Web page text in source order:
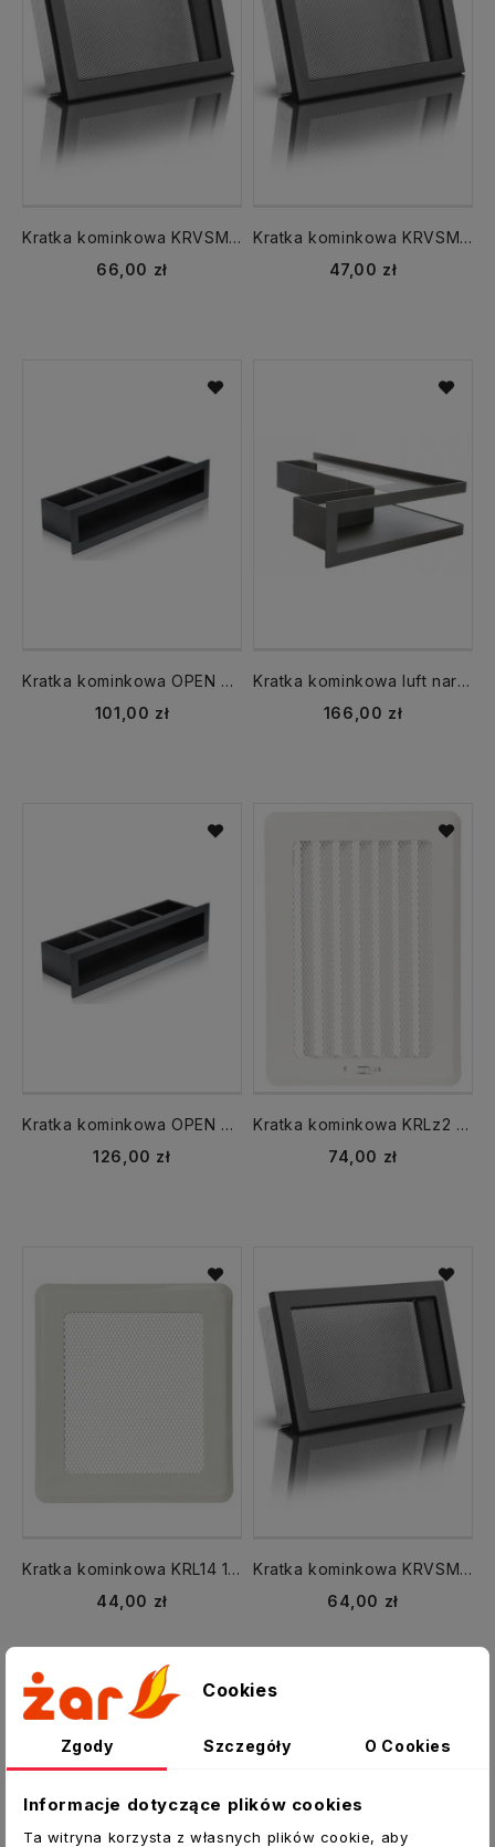
Kratka kominkowa KRVSM 325x195 mm z siatką czarna
66,00 zł
Kratka kominkowa KRVSM 200x145 z siatką czarna
47,00 zł
Kratka kominkowa OPEN KRVO 450x100 luft tunel czarna
101,00 zł
Kratka kominkowa luft narożna KRVO 300x500/70 czarna prawa
166,00 zł
Kratka kominkowa OPEN KRVO 700x100 tunel czarny
126,00 zł
Kratka kominkowa KRLz2 165x140 mm Light z ramką z żaluzją biały
74,00 zł
Kratka kominkowa KRL14 140x140 Light z ramką biały
44,00 zł
Kratka kominkowa KRVSM 220x220 mm z siatką czarna
64,00 zł
Cookies
Zgody Szczegóły O Cookies
Informacje dotyczące plików cookies
Ta witryna korzysta z własnych plików cookie, aby